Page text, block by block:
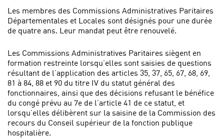
Les membres des Commissions Administratives Paritaires
Départementales et Locales sont désignés pour une durée
de quatre ans. Leur mandat peut être renouvelé.
Les Commissions Administratives Paritaires siègent en
formation restreinte lorsqu’elles sont saisies de questions
résultant de l’application des articles 35, 37, 65, 67, 68, 69,
81 à 84, 88 et 90 du titre IV du statut général des
fonctionnaires, ainsi que des décisions refusant le bénéfice
du congé prévu au 7e de l’article 41 de ce statut, et
lorsqu’elles délibèrent sur la saisine de la Commission des
recours du Conseil supérieur de la fonction publique
hospitalière.